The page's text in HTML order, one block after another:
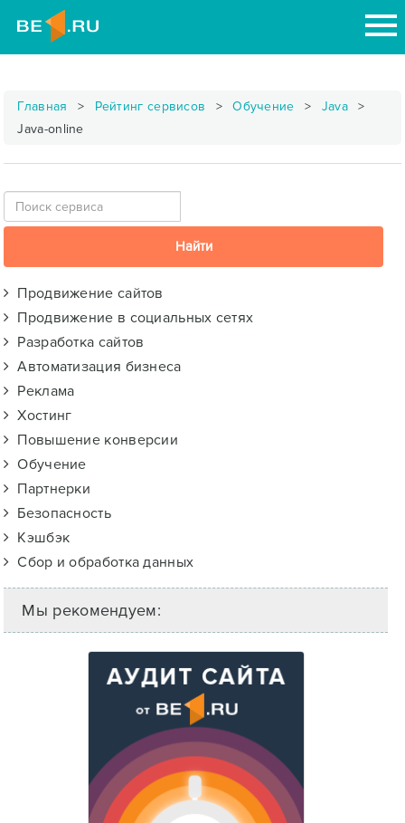
Главная Рейтинг сервисов Обучение
Java
Java-online
Продвижение сайтов
Продвижение в социальных сетях
Разработка сайтов
Автоматизация бизнеса
Реклама
Хостинг
Повышение конверсии
Обучение
Партнерки
Безопасность
Кэшбэк
Сбор и обработка данных
Мы рекомендуем: